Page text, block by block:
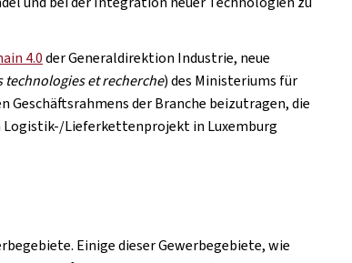
4.0der Generaldirektion Industrie, neue
et recherche) des Ministeriums für
Geschäftsrahmens der Branche beizutragen, die
Logistik-/Lieferkettenprojekt in Luxemburg
Einige dieser Gewerbegebiete, wie